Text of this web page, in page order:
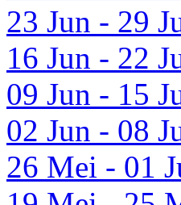
23 Jun - 29
16 Jun - 22
09 Jun - 15
02 Jun - 08
26 Mei - 01